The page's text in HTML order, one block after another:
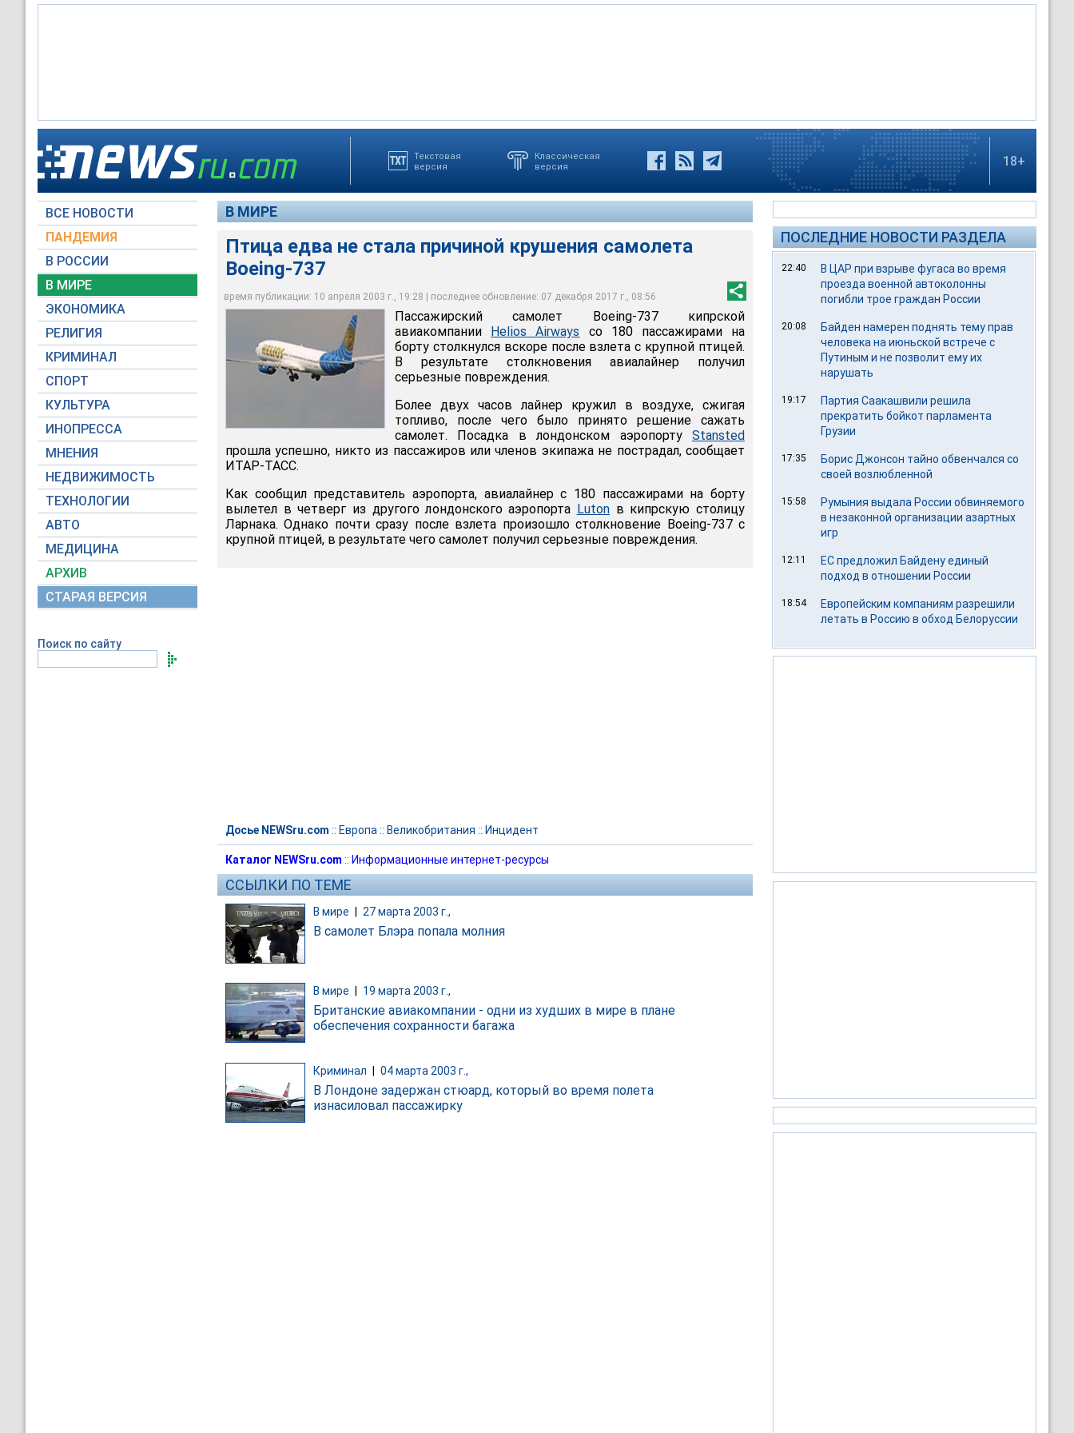
Текстовая
версия
Классическая
версия
18+
ВСЕ НОВОСТИ
ПАНДЕМИЯ
В РОССИИ
В МИРЕ
ЭКОНОМИКА
РЕЛИГИЯ
КРИМИНАЛ
СПОРТ
КУЛЬТУРА
ИНОПРЕССА
МНЕНИЯ
НЕДВИЖИМОСТЬ
ТЕХНОЛОГИИ
АВТО
МЕДИЦИНА
АРХИВ
СТАРАЯ ВЕРСИЯ
Поиск по сайту
В МИРЕ
Птица едва не стала причиной крушения самолета
Boeing-737
время публикации: 10 апреля 2003 г., 19:28 | последнее обновление: 07 декабря 2017 г., 08:56
Пассажирский самолет Boeing-737 кипрской авиакомпании Helios Airways со 180
пассажирами на борту столкнулся вскоре после взлета с крупной птицей
www.airliners.nl
Пассажирский самолет Boeing-737 кипрской
авиакомпании Helios Airways со 180 пассажирами на
борту столкнулся вскоре после взлета с крупной птицей.
В результате столкновения авиалайнер получил
серьезные повреждения.
Более двух часов лайнер кружил в воздухе, сжигая
топливо, после чего было принято решение сажать
самолет. Посадка в лондонском аэропорту Stansted
прошла успешно, никто из пассажиров или членов экипажа не пострадал, сообщает
ИТАР-ТАСС.
Как сообщил представитель аэропорта, авиалайнер с 180 пассажирами на борту
вылетел в четверг из другого лондонского аэропорта Lutonв кипрскую столицу
Ларнака. Однако почти сразу после взлета произошло столкновение Boeing-737 с
крупной птицей, в результате чего самолет получил серьезные повреждения.
Досье NEWSru.com :: Европа :: Великобритания :: Инцидент
Каталог NEWSru.com :: Информационные интернет-ресурсы
ССЫЛКИ ПО ТЕМЕ
В мире 27 марта 2003 г.,
В самолет Блэра попала молния
В мире 19 марта 2003 г.,
Британские авиакомпании - одни из худших в мире в плане
обеспечения сохранности багажа
Криминал 04 марта 2003 г.,
В Лондоне задержан стюард, который во время полета
изнасиловал пассажирку
ПОСЛЕДНИЕ НОВОСТИ РАЗДЕЛА
22:40
В ЦАР при взрыве фугаса во время
проезда военной автоколонны
погибли трое граждан России
20:08
Байден намерен поднять тему прав
человека на июньской встрече с
Путиным и не позволит ему их
нарушать
19:17
Партия Саакашвили решила
прекратить бойкот парламента
Грузии
17:35
Борис Джонсон тайно обвенчался со
своей возлюбленной
15:58
Румыния выдала России обвиняемого
в незаконной организации азартных
игр
12:11
ЕС предложил Байдену единый
подход в отношении России
18:54
Европейским компаниям разрешили
летать в Россию в обход Белоруссии